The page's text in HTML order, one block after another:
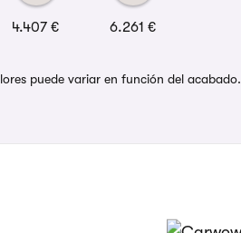
4.407 € 6.261 €
puede variar en función del acabado.